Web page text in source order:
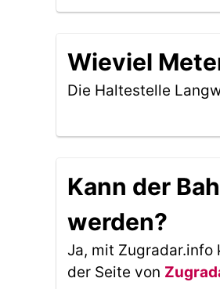
Wieviel
Die Haltestelle
Kann der
werden?
Ja, mit Zugradar.info
der Seite von